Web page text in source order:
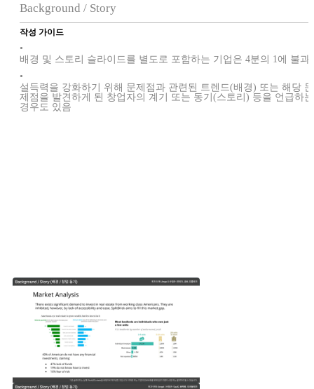
Background / Story
작성 가이드
•
배경 및 스토리 슬라이드를 별도로 포함하는 기업은 4분의 1에 불과
•
설득력을 강화하기 위해 문제점과 관련된 트렌드(배경) 또는 해당 문
제점을 발견하게 된 창업자의 계기 또는 동기(스토리) 등을 언급하는
경우도 있음